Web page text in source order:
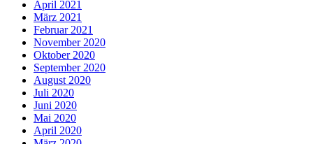
April 2021
März 2021
Februar 2021
November 2020
Oktober 2020
September 2020
August 2020
Juli 2020
Juni 2020
Mai 2020
April 2020